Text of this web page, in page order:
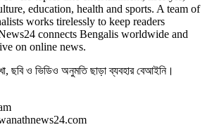
education, health and sports. A team of
works tirelessly to keep readers
connects Bengalis worldwide and
on online news.
ছবি ও ভিডিও অনুমতি ছাড়া ব্যবহার বেআইনি।